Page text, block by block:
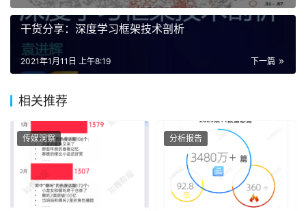
干货分享：深度学习框架技术剖析
下一篇
2021年1月11日 上午8:19
相关推荐
传媒洞察 分析报告